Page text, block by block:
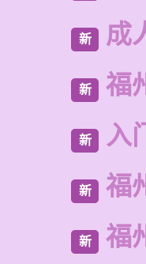
新 成
新 福
新 入
新 福
新 福